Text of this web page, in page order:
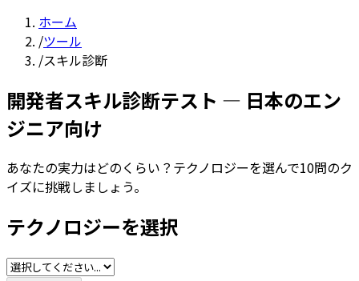
ホーム
/ツール
/スキル診断
開発者スキル診断テスト — 日本のエン
ジニア向け
あなたの実力はどのくらい？テクノロジーを選んで10問のク
イズに挑戦しましょう。
テクノロジーを選択